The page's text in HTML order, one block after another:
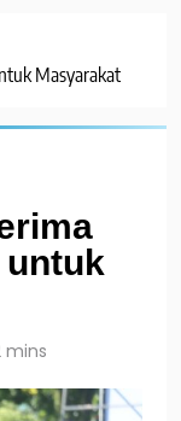
Masyarakat
untuk
mins